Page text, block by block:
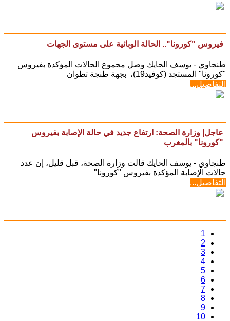
فيروس "كورونا".. الحالة الوبائية على مستوى الجهات
طنجاوي - يوسف الحايك وصل مجموع الحالات المؤكدة بفيروس
"كورونا" المستجد (كوفيد19)، بجهة طنجة تطوان
التفاصيل...
عاجل| وزارة الصحة: ارتفاع جديد في حالة الإصابة بفيروس
"كورونا" بالمغرب
طنجاوي - يوسف الحايك قالت وزارة الصحة، قبل قليل، إن عدد
حالات الإصابة المؤكدة بفيروس "كورونا"
التفاصيل...
1
2
3
4
5
6
7
8
9
10